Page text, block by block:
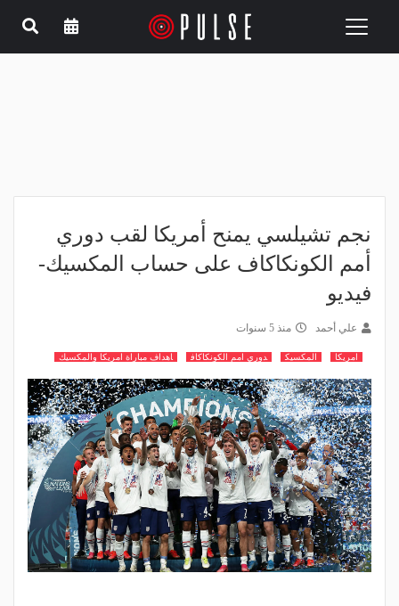
Toggle
نجم تشيلسي يمنح أمريكا لقب دوري
أمم الكونكاكاف على حساب المكسيك-
فيديو
علي أحمد منذ 5 سنوات
امريكا المكسيك دوري امم الكونكاكاف اهداف مباراة امريكا والمكسيك